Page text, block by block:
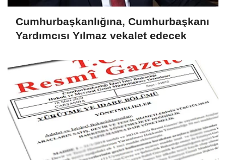
Cumhurbaşkanlığına, Cumhurbaşkanı
Yardımcısı Yılmaz vekalet edecek